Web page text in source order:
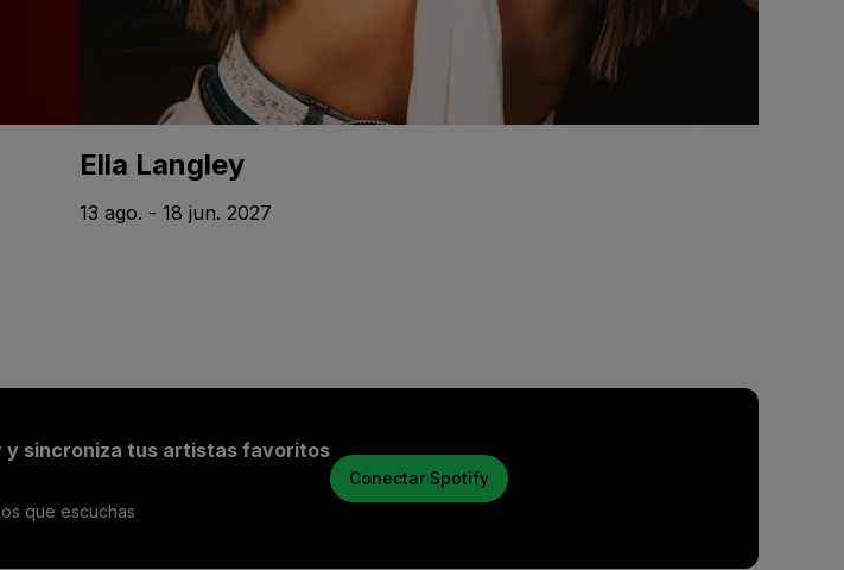
Ella Langley
13 ago. - 18 jun. 2027
sincroniza tus artistas favoritos
que escuchas
Conectar Spotify